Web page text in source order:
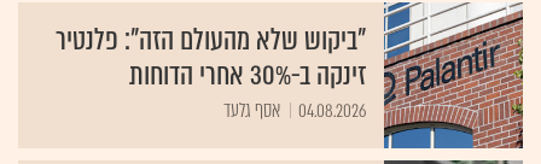
"ביקוש שלא מהעולם הזה": פלנטיר
זינקה ב-30% אחרי הדוחות
04.08.2026 אסף גלעד